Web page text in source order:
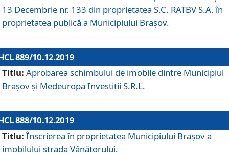
13 Decembrie nr. 133 din proprietatea S.C. RATBV S.A. în
proprietatea publică a Municipiului Brașov.
889/10.12.2019
Titlu: Aprobarea schimbului de imobile dintre Municipiul
Brașov și Medeuropa Investiții S.R.L.
888/10.12.2019
Titlu: Înscrierea în proprietatea Municipiului Braşov a
imobilului strada Vânătorului.